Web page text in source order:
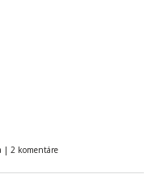
| 2 komentáre